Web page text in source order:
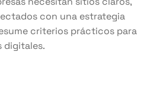
con una estrategia
criterios prácticos para
digitales.